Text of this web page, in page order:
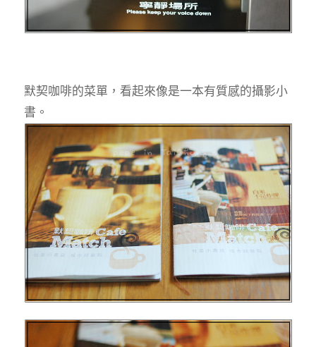
默契咖啡的菜單，看起來像是一本有質感的攝影小
書。